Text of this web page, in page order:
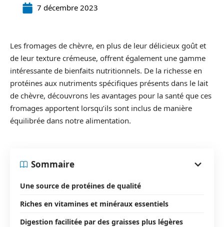
7 décembre 2023
Les fromages de chèvre, en plus de leur délicieux goût et
de leur texture crémeuse, offrent également une gamme
intéressante de bienfaits nutritionnels. De la richesse en
protéines aux nutriments spécifiques présents dans le lait
de chèvre, découvrons les avantages pour la santé que ces
fromages apportent lorsqu’ils sont inclus de manière
équilibrée dans notre alimentation.
Sommaire
Une source de protéines de qualité
Riches en vitamines et minéraux essentiels
Digestion facilitée par des graisses plus légères